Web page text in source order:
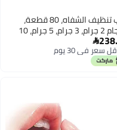
علب تنظيف الشفاه، 80 قطعة،
بأحجام 2 جرام، 3 جرام، 5 جرام، 10
جرام، 15 جرام، 20 جرام، 30 جرام،
من البلاستيك، لصناديق
وتخزين فن الأظافر، علبة

سعر في 30 يوم
سعر في 30 يوم